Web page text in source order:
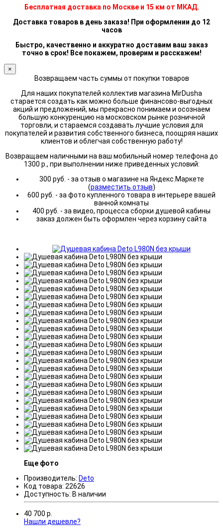
Бесплатная доставка по Москве и 15 км от МКАД.
Доставка товаров в день заказа! При оформлении до 12
часов
Быстро, качественно и аккуратно доставим ваш заказ
точно в срок! Все покажем, проверим и расскажем!
×
Возвращаем часть суммы от покупки товаров
Для наших покупателей коллектив магазина MirDusha
старается создать как можно больше финансово-выгодных
акций и предложений, мы прекрасно понимаем и осознаем
большую конкуренцию на московском рынке розничной
торговли, и стараемся создавать лучшие условия для
покупателей и развития собственного бизнеса, поощряя наших
клиентов и облегчая собственную работу!
Возвращаем наличными на ваш мобильный номер телефона до
1300 р., при выполнении ниже приведенных условий:
300 руб. - за отзыв о магазине на Яндекс.Маркете
(разместить отзыв)
600 руб. - за фото купленного товара в интерьере вашей
ванной комнаты
400 руб. - за видео, процесса сборки душевой кабины
заказ должен быть оформлен через корзину сайта
Еще фото
Производитель: Deto
Код товара: 22626
Доступность: В наличии
40 700 р.
Нашли дешевле?